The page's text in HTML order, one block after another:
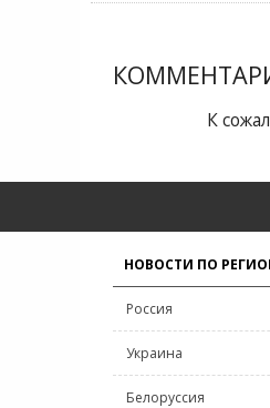
К
НОВОСТИ ПО
Россия
Украина
Белоруссия